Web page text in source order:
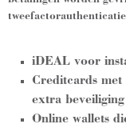
iDEAL voor
Creditcards
extra beveiliging
Online wallets